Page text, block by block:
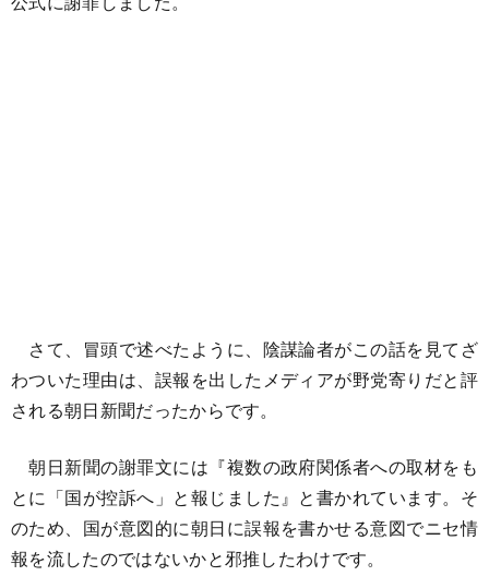
さて、冒頭で述べたように、陰謀論者がこの話を見てざ
わついた理由は、誤報を出したメディアが野党寄りだと評
される朝日新聞だったからです。
朝日新聞の謝罪文には『複数の政府関係者への取材をも
とに「国が控訴へ」と報じました』と書かれています。そ
のため、国が意図的に朝日に誤報を書かせる意図でニセ情
報を流したのではないかと邪推したわけです。